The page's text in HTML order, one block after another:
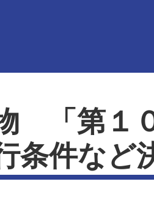
「第１
条件など